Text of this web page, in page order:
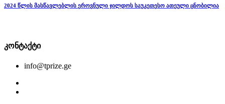
2024 წლის მასწავლებლის ეროვნული ჯილდოს საუკეთესო ათეული ცნობილია
კონტაქტი
info@tprize.ge